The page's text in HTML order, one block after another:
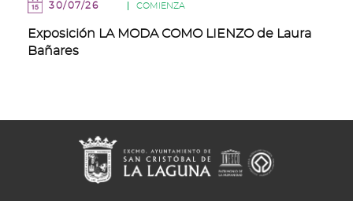
30/07/26 COMIENZA
Exposición LA MODA COMO LIENZO de Laura
Bañares